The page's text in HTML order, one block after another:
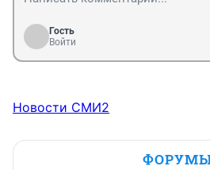
Гость
Войти
Новости СМИ2